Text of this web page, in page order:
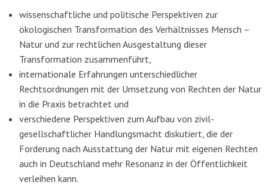
wissenschaftliche und politische Perspektiven zur
ökologischen Transformation des Verhältnisses Mensch –
Natur und zur rechtlichen Ausgestaltung dieser
Transformation zusammenführt,
internationale Erfahrungen unterschiedlicher
Rechtsordnungen mit der Umsetzung von Rechten der Natur
in die Praxis betrachtet und
verschiedene Perspektiven zum Aufbau von zivil-
gesellschaftlicher Handlungsmacht diskutiert, die der
Forderung nach Ausstattung der Natur mit eigenen Rechten
auch in Deutschland mehr Resonanz in der Öffentlichkeit
verleihen kann.